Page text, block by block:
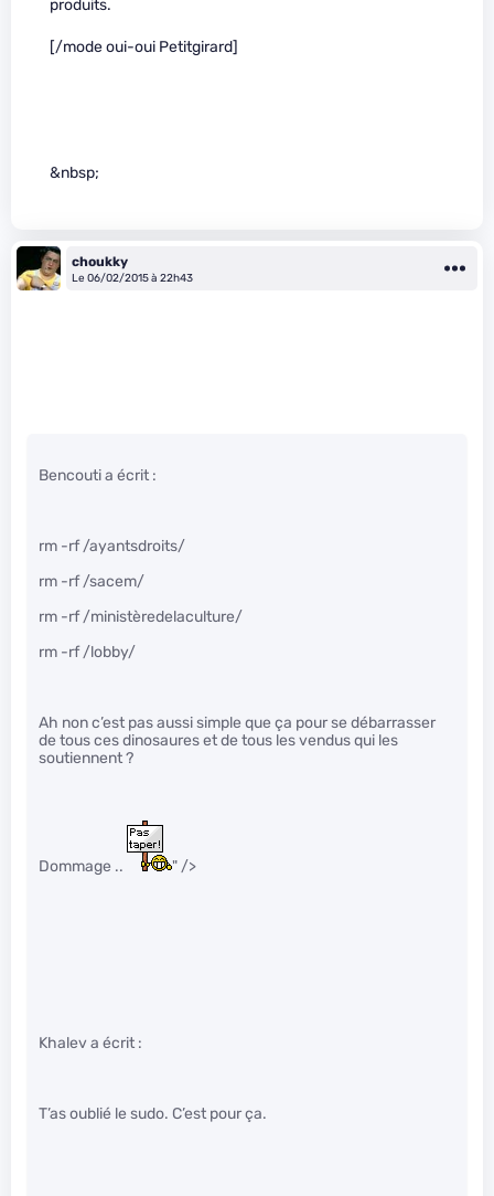
produits.
[/mode oui-oui Petitgirard]
&nbsp;
choukky
Le 06/02/2015 à 22h43
Bencouti a écrit :
rm -rf /ayantsdroits/
rm -rf /sacem/
rm -rf /ministèredelaculture/
rm -rf /lobby/
Ah non c’est pas aussi simple que ça pour se débarrasser
de tous ces dinosaures et de tous les vendus qui les
soutiennent ?
Dommage .. " />
Khalev a écrit :
T’as oublié le sudo. C’est pour ça.